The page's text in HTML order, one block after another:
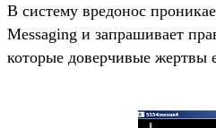
В систему вредонос
Messaging и запрашивает
которые доверчивые жертвы